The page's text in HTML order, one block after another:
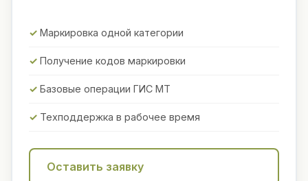
Маркировка одной категории
Получение кодов маркировки
Базовые операции ГИС МТ
Техподдержка в рабочее время
Оставить заявку